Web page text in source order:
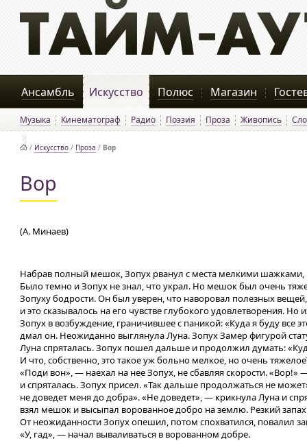
Ансамбль Искусство Полюс Магазин
Музыка Кинематограф Радио Поэзия Проза Живопись
/ Искусство / Проза / Вор
Вор
(А. Минаев)
Набрав полный мешок, Зопух рванул с места мелкими
Было темно и Зопух не знал, что украл. Но мешок был очень
Зопуху бодрости. Он был уверен, что наворовал полезных
и это сказывалось на его чувстве глубокого удовлетворения. Но
Зопух в возбуждение, граничившее с паникой: «Куда я буду все
дмал он. Неожиданно выглянула Луна. Зопух Замер фигурой
Луна спряталась. Зопух пошел дальше и продолжил думать:
И что, собственно, это такое уж больно мелкое, но очень
«Поди вон», — наехал на нее Зопух, не сбавляя скорости. «Вор!»
и спряталась. Зопух присел. «Так дальше продолжаться не
не доведет меня до добра». «Не доведет», — крикнула Луна и
взял мешок и высыпал ворованное добро на землю. Резкий
От неожиданности Зопух опешил, потом спохватился, повалил
«У, гад», — начал вываливаться в ворованном добре.